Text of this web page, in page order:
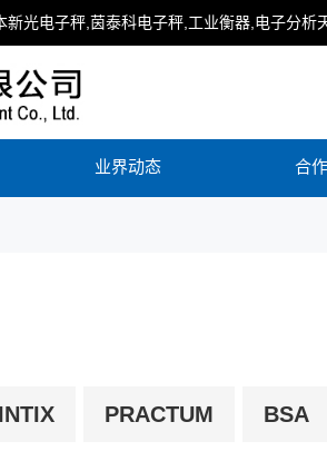
光电子秤,茵泰科电子秤,工业衡器,电子分析
业界动态 合
PRACTUM BSA